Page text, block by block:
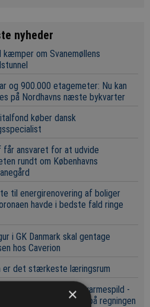
nyheder
kæmper om Svanemøllens
og 900.000 etagemeter: Nu kan
på Nordhavns næste bykvarter
køber dansk
får ansvaret for at udvide
rundt om Københavns
til energirenovering af boliger
havde i bedste fald ringe
i GK Danmark skal gentage
hos Caverion
er det stærkeste læringsrum
skal afsløre varmespild -
beboere 20 procent på regningen
×